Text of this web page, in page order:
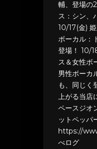
輔、登場の
ス：シン、
10/17(金)
ボーカル：
登場！ 10/
ス＆女性ボ
男性ボーカ
も、同じく
上がる当店
ペースジオ
ットペッパ
https://
べログ